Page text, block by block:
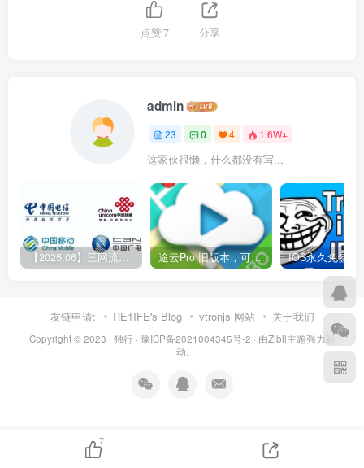
点赞7 分享
admin
23 0 4 1.6W+
这家伙很懒，什么都没有写...
【2025.06】三网流量汇总 途云Pro 旧版本，可4G直播，可查SD卡视频
友链申请: RE1IFE's Blog vtronjs 网站 关于我们
Copyright © 2023 · 独行· 豫ICP备2021004345号-2 · 由Zibll主题强力驱
动.
7